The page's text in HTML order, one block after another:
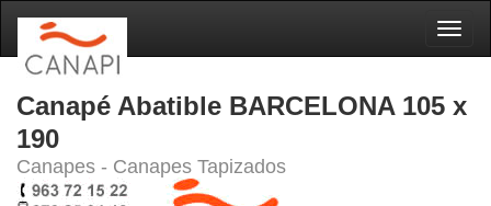
Canapé Abatible BARCELONA 105 x
190
Canapes - Canapes Tapizados